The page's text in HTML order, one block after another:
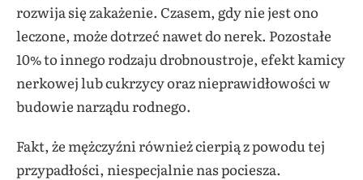
rozwija się zakażenie. Czasem, gdy nie jest ono
leczone, może dotrzeć nawet do nerek. Pozostałe
10% to innego rodzaju drobnoustroje, efekt kamicy
nerkowej lub cukrzycy oraz nieprawidłowości w
budowie narządu rodnego.
Fakt, że mężczyźni również cierpią z powodu tej
przypadłości, niespecjalnie nas pociesza.